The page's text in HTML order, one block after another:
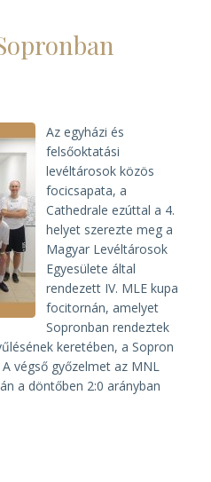
Az egyházi és
felsőoktatási
levéltárosok közös
focicsapata, a
Cathedrale ezúttal a 4.
helyet szerezte meg a
Magyar Levéltárosok
Egyesülete által
rendezett IV. MLE kupa
focitornán, amelyet
Sopronban rendeztek
keretében, a Sopron
végső győzelmet az MNL
a döntőben 2:0 arányban